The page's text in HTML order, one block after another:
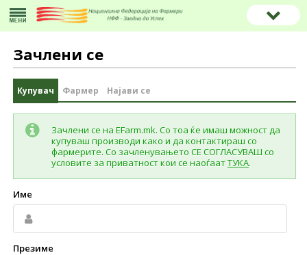
Зачлени се
Купувач Фармер Најави се
Зачлени се на EFarm.mk. Со тоа ќе имаш можност да
купуваш производи како и да контактираш со
фармерите. Со зачленувањето СЕ СОГЛАСУВАШ со
условите за приватност кои се наоѓаатТУКА.
Име
Презиме